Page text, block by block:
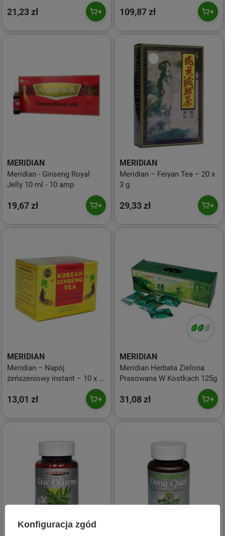
21,23 zł 109,87 zł
MERIDIAN
Meridian - Ginseng Royal
Jelly 10 ml - 10 amp
19,67 zł
MERIDIAN
Meridian − Feiyan Tea − 20 x
3 g
29,33 zł
MERIDIAN
Meridian − Napój
żeńszeniowy instant − 10 x 2
13,01 zł
MERIDIAN
Meridian Herbata Zielona
Prasowana W Kostkach 125g
31,08 zł
Konfiguracja zgód